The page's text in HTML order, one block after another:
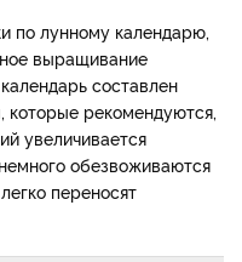
по лунному календарю,
выращивание
составлен
которые рекомендуются,
увеличивается
обезвоживаются
переносят